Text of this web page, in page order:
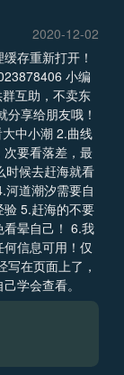
2020-12-02
存重新打开！
小编
互助，不卖东
享给朋友哦！
中小潮 2.曲线
要看落差，最
时候去赶海就看
河道潮汐需要自
5.赶海的不要
晕自己！ 6.我
信息可用！仅
在页面上了，
学会查看。